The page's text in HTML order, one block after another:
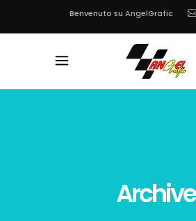
Benvenuto su AngelGrafic
Archive